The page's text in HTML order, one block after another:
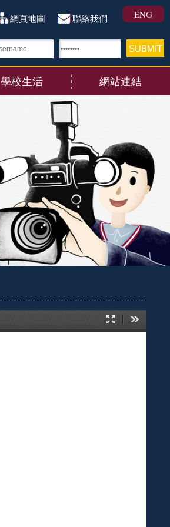
網頁地圖 聯絡我們 ENG
學校生活 網站連結